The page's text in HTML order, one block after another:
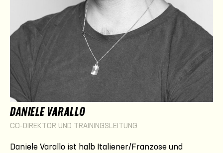
DANIELE VARALLO
CO-DIREKTOR UND TRAININGSLEITUNG
Daniele Varallo ist halb Italiener/Franzose und